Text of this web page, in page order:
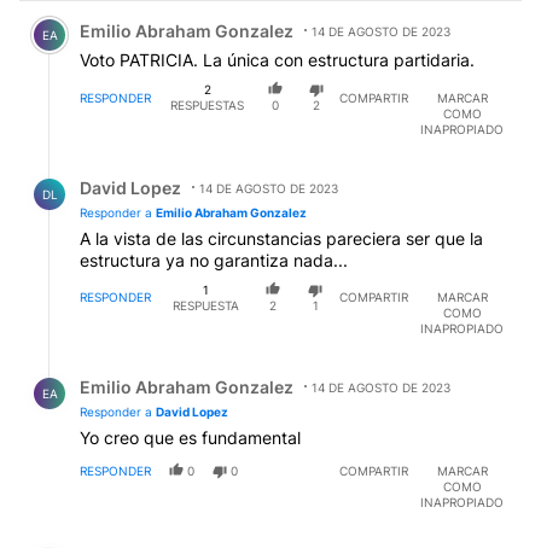
Comentario de Emilio Abraham Gonzalez.
EA Emilio Abraham Gonzalez 14 DE AGOSTO DE 2023
Voto PATRICIA. La única con estructura partidaria.
RESPONDER
2
RESPUESTAS
0 2
COMPARTIR
MARCAR
COMO
INAPROPIADO
DL David Lopez
14 DE AGOSTO DE 2023
Responder a Emilio Abraham Gonzalez
A la vista de las circunstancias pareciera ser que la
estructura ya no garantiza nada...
RESPONDER
1
RESPUESTA
2 1
COMPARTIR
MARCAR
COMO
INAPROPIADO
EA Emilio Abraham Gonzalez
14 DE AGOSTO DE 2023
Responder a David Lopez
Yo creo que es fundamental
RESPONDER 0 0 COMPARTIR
MARCAR
COMO
INAPROPIADO